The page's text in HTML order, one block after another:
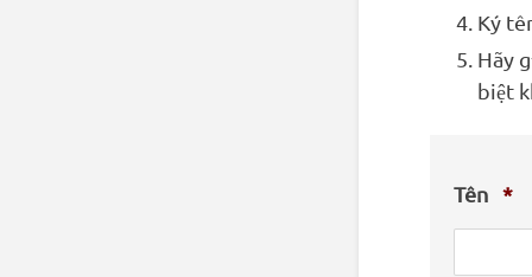
Ký
Hãy
biệt
Tên *